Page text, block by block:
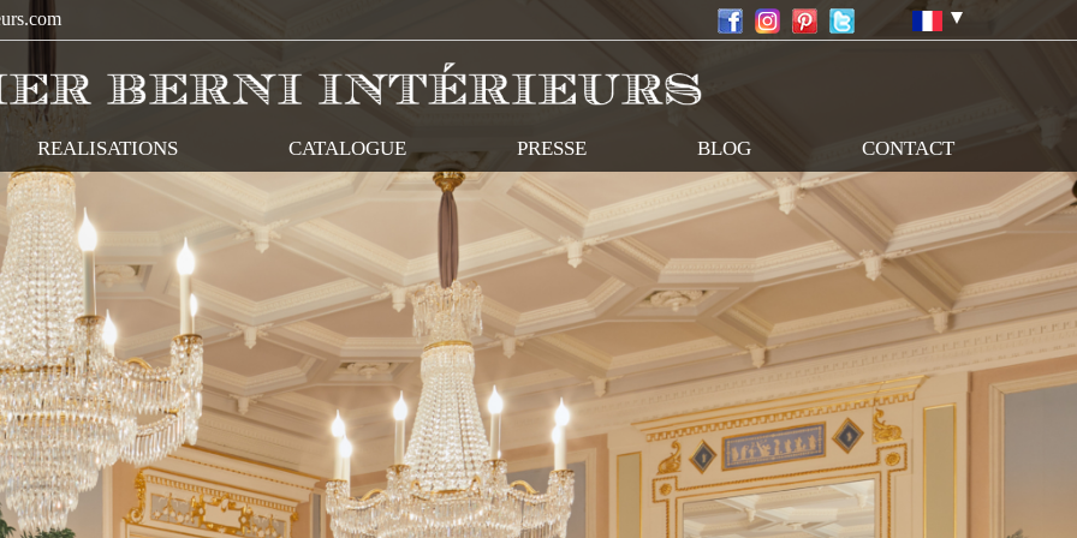
REALISATIONS CATALOGUE PRESSE BLOG CONTACT